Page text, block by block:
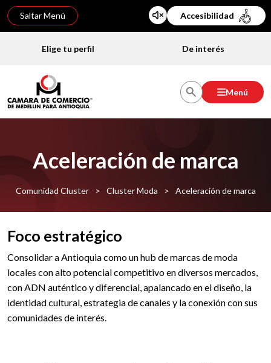
Saltar Menú Accesibilidad
Elige tu perfil De interés
Menú
Aceleración de marca
Comunidad Cluster > Cluster Moda > Aceleración de marca
Foco estratégico
Consolidar a Antioquia como un hub de marcas de moda
locales con alto potencial competitivo en diversos mercados,
con ADN auténtico y diferencial, apalancado en el diseño, la
identidad cultural, estrategia de canales y la conexión con sus
comunidades de interés.